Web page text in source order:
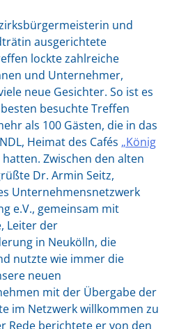
und
ausgerichtete
lockte zahlreiche
und Unternehmer,
neue Gesichter. So ist es
besuchte Treffen
als 100 Gästen, die in das
Heimat des Cafés „König
Zwischen den alten
Dr. Armin Seitz,
Unternehmensnetzwerk
e.V., gemeinsam mit
Leiter der
in Neukölln, die
nutzte wie immer die
neuen
mit der Übergabe der
im Netzwerk willkommen zu
Rede berichtete er von den